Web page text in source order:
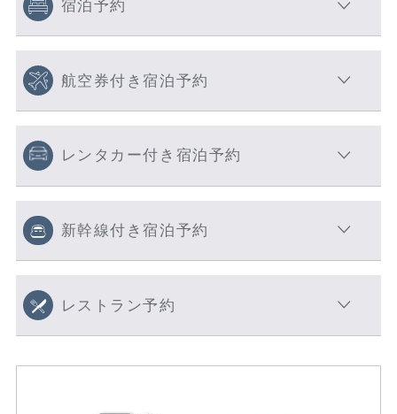
宿泊予約
航空券付き宿泊予約
レンタカー付き宿泊予約
新幹線付き宿泊予約
レストラン予約